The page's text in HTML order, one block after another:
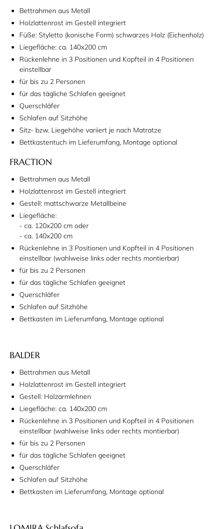
Bettrahmen aus Metall
Holzlattenrost im Gestell integriert
Füße: Styletto (konische Form) schwarzes Holz (Eichenholz)
Liegefläche: ca. 140x200 cm
Rückenlehne in 3 Positionen und Kopfteil in 4 Positionen
einstellbar
für bis zu 2 Personen
für das tägliche Schlafen geeignet
Querschläfer
Schlafen auf Sitzhöhe
Sitz- bzw. Liegehöhe variiert je nach Matratze
Bettkastentuch im Lieferumfang, Montage optional
FRACTION
Bettrahmen aus Metall
Holzlattenrost im Gestell integriert
Gestell: mattschwarze Metallbeine
Liegefläche:
- ca. 120x200 cm oder
- ca. 140x200 cm
Rückenlehne in 3 Positionen und Kopfteil in 4 Positionen
einstellbar (wahlweise links oder rechts montierbar)
für bis zu 2 Personen
für das tägliche Schlafen geeignet
Querschläfer
Schlafen auf Sitzhöhe
Bettkasten im Lieferumfang, Montage optional
BALDER
Bettrahmen aus Metall
Holzlattenrost im Gestell integriert
Gestell: Holzarmlehnen
Liegefläche: ca. 140x200 cm
Rückenlehne in 3 Positionen und Kopfteil in 4 Positionen
einstellbar (wahlweise links oder rechts montierbar)
für bis zu 2 Personen
für das tägliche Schlafen geeignet
Querschläfer
Schlafen auf Sitzhöhe
Bettkasten im Lieferumfang, Montage optional